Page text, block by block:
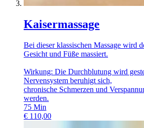
Kaisermassage
Bei dieser klassischen Massage wird
Gesicht und Füße massiert.
Wirkung: Die Durchblutung wird
Nervensystem beruhigt sich,
chronische Schmerzen und
werden.
75 Min
€ 110,00